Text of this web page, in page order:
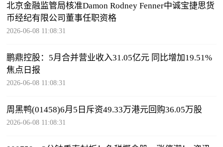
北京金融监管局核准Damon Rodney Fenner中诚宝捷思货
币经纪有限公司董事任职资格
2026-06-08 11:08:31
鹏鼎控股：5月合并营业收入31.05亿元 同比增加19.51%
焦点日报
2026-06-08 11:08:31
周黑鸭(01458)6月5日斥资49.33万港元回购36.05万股
2026-06-08 11:08:31